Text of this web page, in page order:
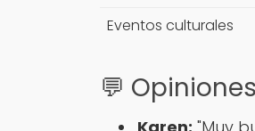
Eventos culturales
💬